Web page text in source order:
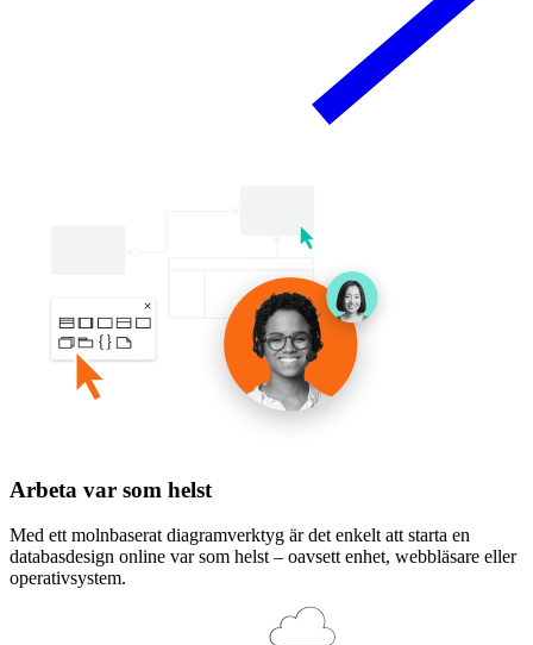
Arbeta var som helst
Med ett molnbaserat diagramverktyg är det enkelt att starta en
databasdesign online var som helst – oavsett enhet, webbläsare eller
operativsystem.